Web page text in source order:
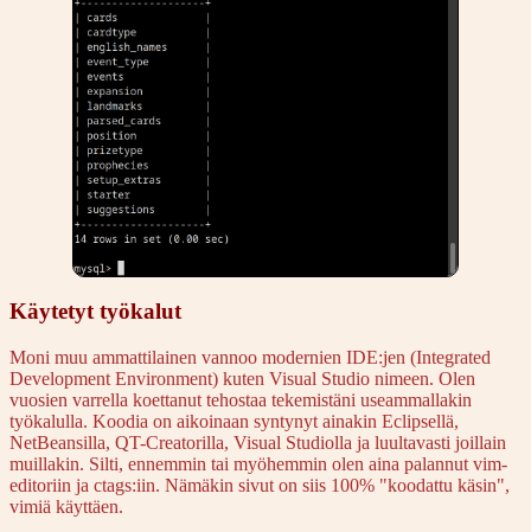
Käytetyt työkalut
Moni muu ammattilainen vannoo modernien IDE:jen (Integrated
Development Environment) kuten Visual Studio nimeen. Olen
vuosien varrella koettanut tehostaa tekemistäni useammallakin
työkalulla. Koodia on aikoinaan syntynyt ainakin Eclipsellä,
NetBeansilla, QT-Creatorilla, Visual Studiolla ja luultavasti joillain
muillakin. Silti, ennemmin tai myöhemmin olen aina palannut vim-
editoriin ja ctags:iin. Nämäkin sivut on siis 100% "koodattu käsin",
vimiä käyttäen.